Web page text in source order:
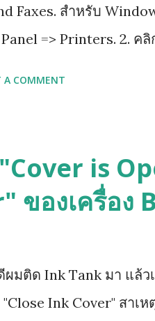
Faxes. สำหรับ
=> Printers. 2. ค
A COMMENT
is
ของเครื่อง
มติด Ink Tank มา แล้ว
Ink Cover" สาเ